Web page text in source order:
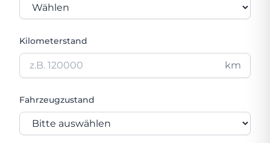
Kilometerstand
km
Fahrzeugzustand